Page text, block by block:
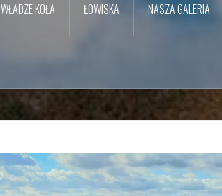
WŁADZE KOŁA ŁOWISKA NASZA GALERIA